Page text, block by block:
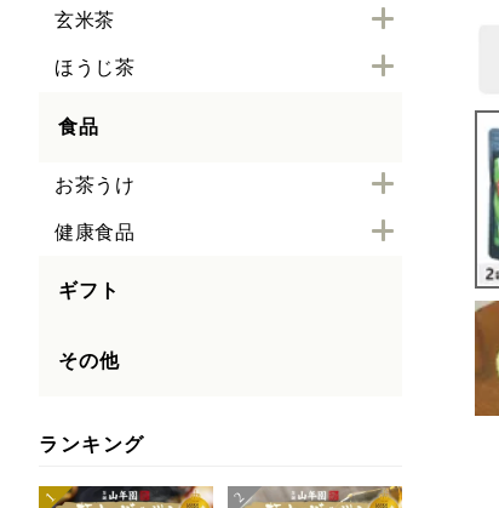
玄米茶
ほうじ茶
食品
お茶うけ
健康食品
ギフト
その他
ランキング